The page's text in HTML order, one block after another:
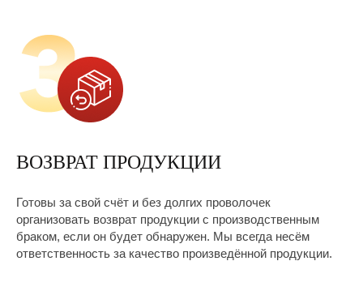
ВОЗВРАТ ПРОДУКЦИИ
Готовы за свой счёт и без долгих проволочек
организовать возврат продукции с производственным
браком, если он будет обнаружен. Мы всегда несём
ответственность за качество произведённой продукции.
О НАС В